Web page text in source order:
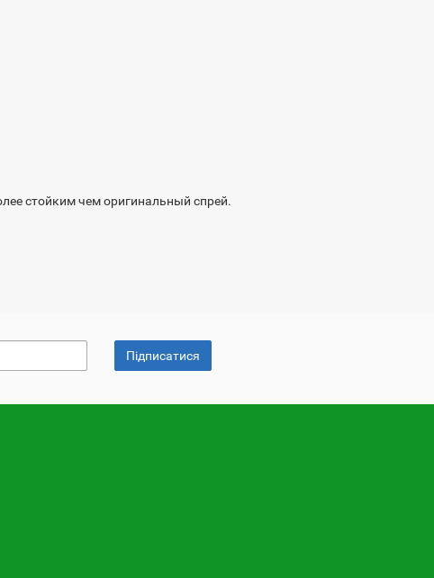
стойким чем оригинальный спрей.
Підписатися